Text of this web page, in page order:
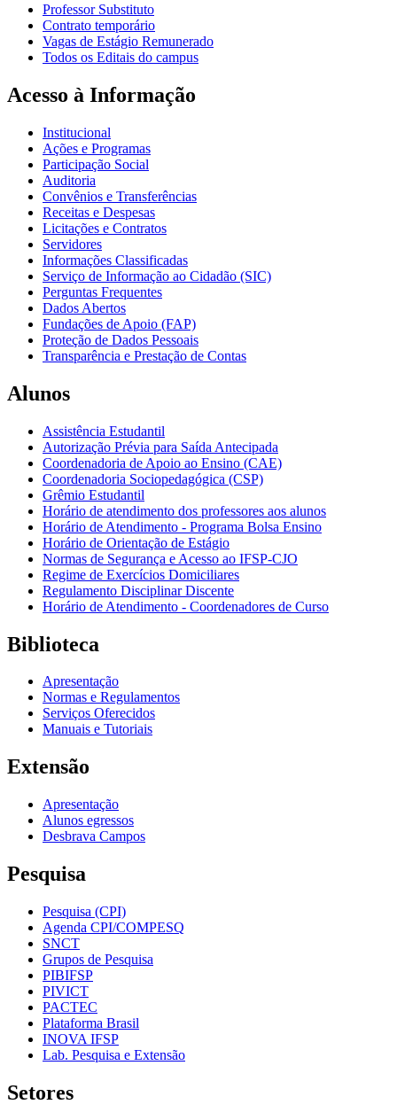
Professor Substituto
Contrato temporário
Vagas de Estágio Remunerado
Todos os Editais do campus
Acesso à Informação
Institucional
Ações e Programas
Participação Social
Auditoria
Convênios e Transferências
Receitas e Despesas
Licitações e Contratos
Servidores
Informações Classificadas
Serviço de Informação ao Cidadão (SIC)
Perguntas Frequentes
Dados Abertos
Fundações de Apoio (FAP)
Proteção de Dados Pessoais
Transparência e Prestação de Contas
Alunos
Assistência Estudantil
Autorização Prévia para Saída Antecipada
Coordenadoria de Apoio ao Ensino (CAE)
Coordenadoria Sociopedagógica (CSP)
Grêmio Estudantil
Horário de atendimento dos professores aos alunos
Horário de Atendimento - Programa Bolsa Ensino
Horário de Orientação de Estágio
Normas de Segurança e Acesso ao IFSP-CJO
Regime de Exercícios Domiciliares
Regulamento Disciplinar Discente
Horário de Atendimento - Coordenadores de Curso
Biblioteca
Apresentação
Normas e Regulamentos
Serviços Oferecidos
Manuais e Tutoriais
Extensão
Apresentação
Alunos egressos
Desbrava Campos
Pesquisa
Pesquisa (CPI)
Agenda CPI/COMPESQ
SNCT
Grupos de Pesquisa
PIBIFSP
PIVICT
PACTEC
Plataforma Brasil
INOVA IFSP
Lab. Pesquisa e Extensão
Setores